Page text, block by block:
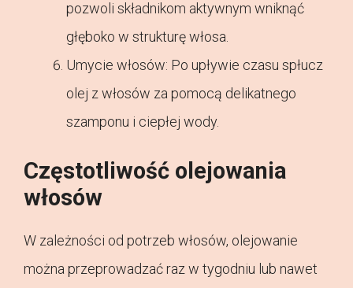
pozwoli składnikom aktywnym wniknąć
głęboko w strukturę włosa.
Umycie włosów: Po upływie czasu spłucz
olej z włosów za pomocą delikatnego
szamponu i ciepłej wody.
Częstotliwość olejowania
włosów
W zależności od potrzeb włosów, olejowanie
można przeprowadzać raz w tygodniu lub nawet